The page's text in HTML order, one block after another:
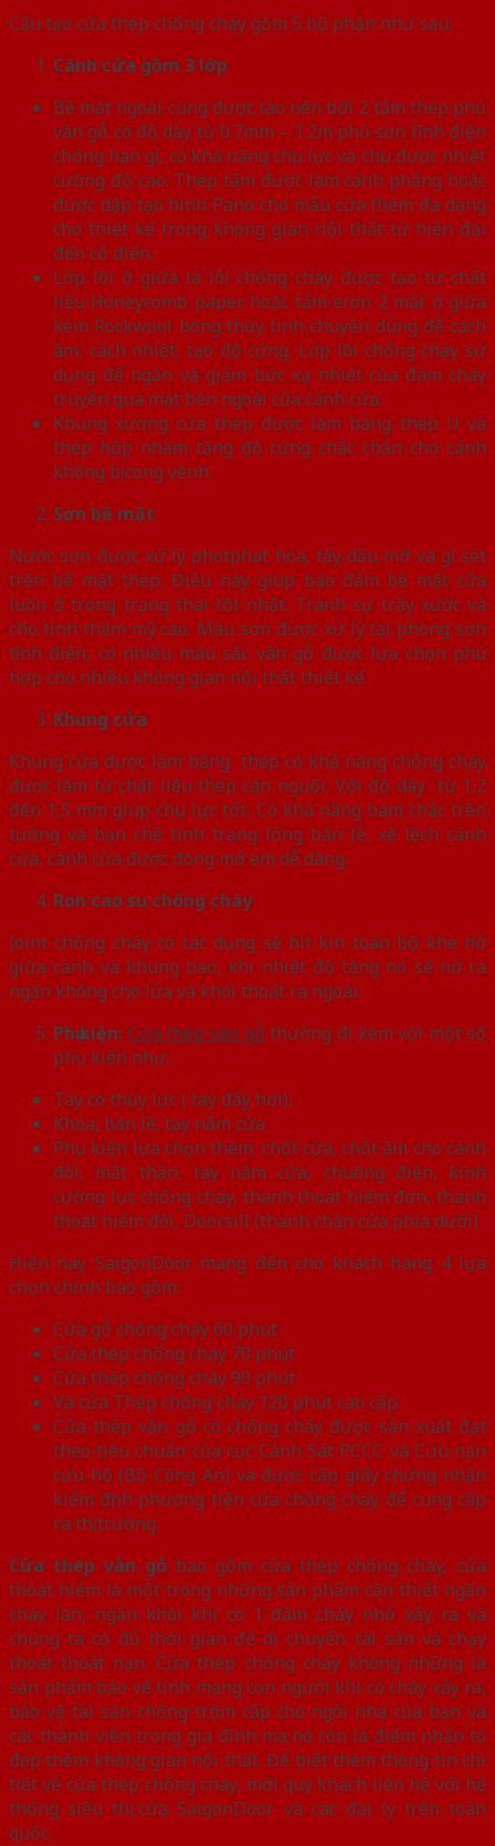
Cấu tạo cửa thép chống cháy gồm 5 bộ phận như sau:
Cánh cửa gồm 3 lớp
Bề mặt ngoài cùng được tạo nên bởi 2 tấm thép phủ
vân gỗ có độ dày từ 0.7mm – 1.2m phủ sơn tĩnh điện
chống han gỉ, có khả năng chịu lực và chịu được nhiệt
cường độ cao. Thép tấm được làm cánh phẳng hoặc
được dập tạo hình Pano cho mẫu cửa thêm đa dạng
cho thiết kế trong không gian nội thất từ hiện đại
đến cổ điển.
Lớp lõi ở giữa là lõi chống cháy được tạo từ chất
liệu Honeycomb paper hoặc tấm eron 2 mặt ở giữa
kèm Rockwool bông thủy tinh chuyên dùng để cách
âm, cách nhiệt, tạo độ cứng. Lớp lõi chống cháy sử
dụng để ngăn và giảm bức xạ nhiệt của đám cháy
truyền qua mặt bên ngoài của cánh cửa.
Khung xương cửa thép được làm bằng thép U và
thép hộp nhằm tăng độ cứng chắc chắn cho cánh
không bị cong vênh.
Sơn bề mặt
Nước sơn được xử lý photphat hóa, tẩy dầu mỡ và gỉ sét
trên bề mặt thép. Điều này giúp bảo đảm bề mặt cửa
luôn ở trong trạng thái tốt nhất. Tránh sự trầy xước và
cho tính thẩm mỹ cao. Màu sơn được xử lý tại phòng sơn
tĩnh điện, có nhiều màu sắc vân gỗ được lựa chọn phù
hợp cho nhiều không gian nội thất thiết kế.
Khung cửa
Khung cửa được làm bằng thép có khả năng chống cháy
được làm từ chất liệu thép cán nguội. Với độ dày từ 1,2
đến 1,5 mm giúp chịu lực tốt. Có khả năng bám chắc trên
tường và hạn chế tình trạng lỏng bản lề, xệ lệch cánh
cửa, cánh cửa được đóng mở em dễ dàng.
Ron cao su chống cháy
Joint chống cháy có tác dụng sẽ bít kín toàn bộ khe hở
giữa cánh và khung bao, khi nhiệt độ tăng nó sẽ nở ra
ngăn không cho lửa và khói thoát ra ngoài.
Phụ kiện: Cửa thép vân gỗ thường đi kèm với một số
phụ kiện như:
Tay co thủy lực ( tay đẩy hơi),
Khóa, bản lề, tay nắm cửa
Phụ kiện lựa chọn thêm: chốt cửa, chốt âm cho cánh
đôi, mắt thần, tay nắm cửa, chuông điện, kính
cường lực chống cháy, thanh thoát hiểm đơn, thanh
thoát hiểm đôi, Doorsill (thanh chặn cửa phía dưới)
Hiện nay SaigonDoor mang đến cho khách hàng 4 lựa
chọn chính bao gồm:
Cửa gỗ chống cháy 60 phút.
Cửa thép chống cháy 70 phút
Cửa thép chống cháy 90 phút
Và cửa Thép chống cháy 120 phút cao cấp.
Cửa thép vân gỗ có chống cháy được sản xuất đạt
theo tiêu chuẩn của cục Cảnh Sát PCCC và Cứu nạn
cứu hộ (Bộ Công An) và được cấp giấy chứng nhận
kiểm định phương tiện cửa chống cháy để cung cấp
ra thị trường.
Cửa thép vân gỗ bao gồm cửa thép chống cháy, cửa
thoát hiểm là một trong những sản phẩm cần thiết ngăn
cháy lan, ngăn khói khi có 1 đám cháy nhỏ xảy ra và
chúng ta có đủ thời gian để di chuyển tài sản và chạy
thoát thoát nạn. Cửa thép chống cháy không những là
sản phẩm bảo vệ tính mạng con người khi có cháy xảy ra,
bảo vệ tài sản chống trộm cấp cho ngôi nhà của bạn và
các thành viên trong gia đình mà nó còn là điểm nhấn tô
đẹp thêm không gian nội thất. Để biết thêm thông tin chi
tiết về cửa thép chống cháy, mời quý khách liên hệ với hệ
thống siêu thị cửa SaigonDoor và các đại lý trên toàn
quốc.